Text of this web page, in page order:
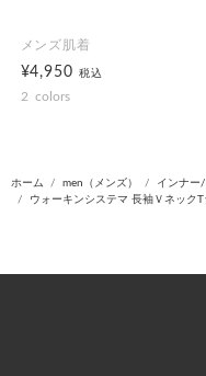
メンズ肌着
¥4,950税込
2 colors
ホーム men（メンズ）
インナー
ウォーキンシステマ 長袖ＶネックT